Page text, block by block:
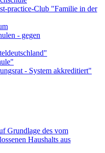
Grundlage des vom
Haushalts aus